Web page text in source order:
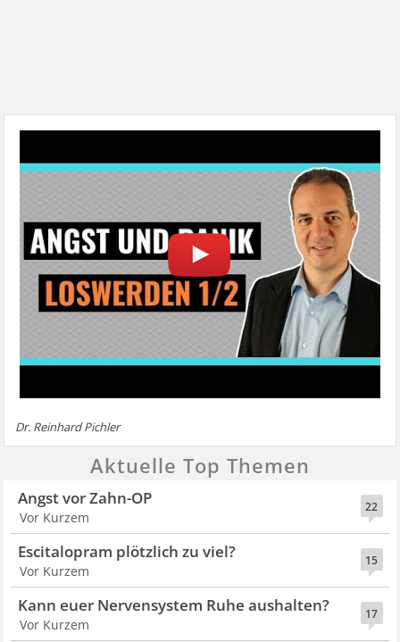
Dr. Reinhard Pichler
Aktuelle Top Themen
22
Angst vor Zahn-OP
Vor Kurzem
15
Escitalopram plötzlich zu viel?
Vor Kurzem
17
Kann euer Nervensystem Ruhe aushalten?
Vor Kurzem